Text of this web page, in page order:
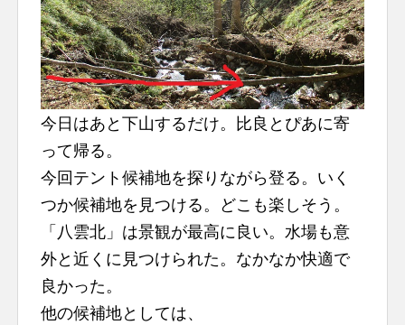
今日はあと下山するだけ。比良とぴあに寄
って帰る。
今回テント候補地を探りながら登る。いく
つか候補地を見つける。どこも楽しそう。
「八雲北」は景観が最高に良い。水場も意
外と近くに見つけられた。なかなか快適で
良かった。
他の候補地としては、